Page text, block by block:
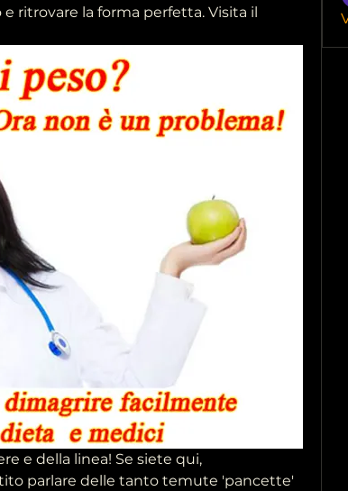
ritrovare la forma perfetta. Visita il
e della linea! Se siete qui,
parlare delle tanto temute 'pancette'